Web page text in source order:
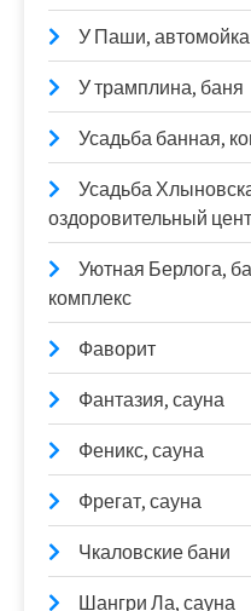
У Паши, автомойка
У трамплина, баня
Усадьба банная,
Усадьба
оздоровительный
Уютная Берлога,
комплекс
Фаворит
Фантазия, сауна
Феникс, сауна
Фрегат, сауна
Чкаловские бани
Шангри Ла, сауна